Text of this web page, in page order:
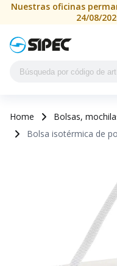
Nuestras oficinas
24/08/
Home Bolsas,
Bolsa isotérmica de